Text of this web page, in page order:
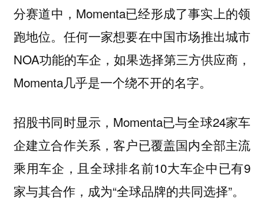
分赛道中，Momenta已经形成了事实上的领
跑地位。任何一家想要在中国市场推出城市
NOA功能的车企，如果选择第三方供应商，
Momenta几乎是一个绕不开的名字。
招股书同时显示，Momenta已与全球24家车
企建立合作关系，客户已覆盖国内全部主流
乘用车企，且全球排名前10大车企中已有9
家与其合作，成为“全球品牌的共同选择”。